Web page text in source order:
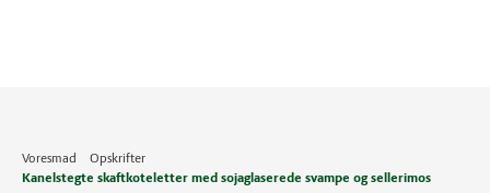
Voresmad
Opskrifter
Kanelstegte skaftkoteletter med sojaglaserede svampe og sellerimos